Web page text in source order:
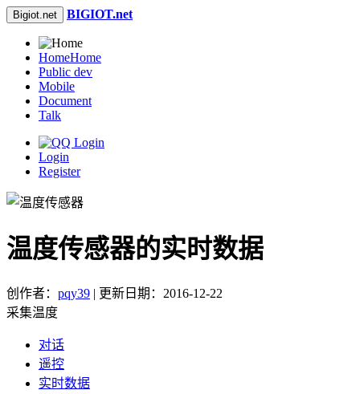
Bigiot.net BIGIOT.net
HomeHome
Public dev
Mobile
Document
Talk
Login
Register
温度传感器的实时数据
创作者： pqy39 | 更新日期：2016-12-22
采集温度
对话
遥控
实时数据